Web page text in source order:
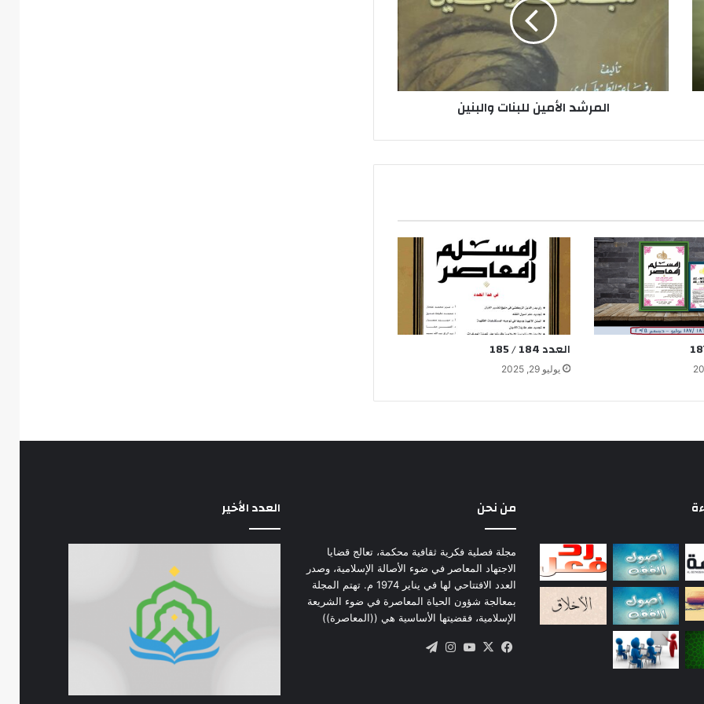
أ
ن
ا
ت
و
ا
ل
ب
ن
ي
المرشد الأمين للبنات والبنين
العدد 184 / 185
يوليو 29, 2025
من نحن
مجلة فصلية فكرية ثقافية محكمة، تعالج قضايا
الاجتهاد المعاصر في ضوء الأصالة الإسلامية، وصدر
العدد الافتتاحي لها في يناير 1974 م. تهتم المجلة
بمعالجة شؤون الحياة المعاصرة في ضوء الشريعة
الإسلامية، فقضيتها الأساسية هي ((المعاصرة))
فيسبوك
‫X
‫YouTube
انستقرام
العدد الأخير